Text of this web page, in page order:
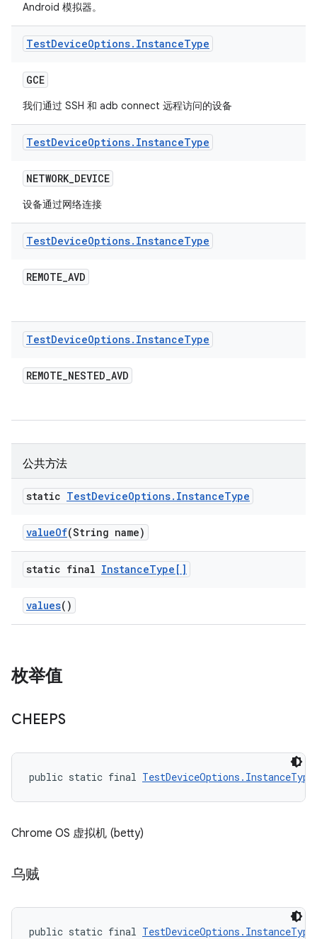
Android 模拟器。
TestDeviceOptions. InstanceType
GCE
我们通过 SSH 和 adb connect 远程访问的设备
TestDeviceOptions. InstanceType
NETWORK_DEVICE
设备通过网络连接
TestDeviceOptions. InstanceType
REMOTE_AVD
TestDeviceOptions. InstanceType
REMOTE_NESTED_AVD
公共方法
static TestDeviceOptions. InstanceType
valueOf(String name)
static final InstanceType[]
values()
枚举值
CHEEPS
public static final TestDeviceOptions.InstanceType
Chrome OS 虚拟机 (betty)
乌贼
public static final TestDeviceOptions.InstanceType